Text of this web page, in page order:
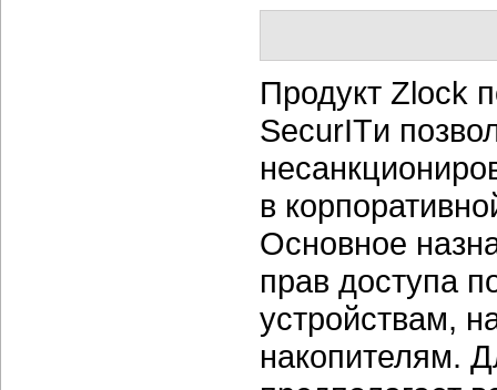
Продукт Zlock
SecurITи
в
Основное
прав доступа
устройствам,
накопителям.